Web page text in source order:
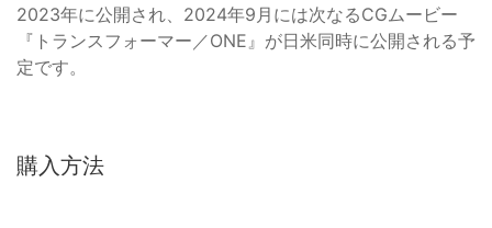
2023年に公開され、2024年9月には次なるCGムービー
『トランスフォーマー／ONE』が日米同時に公開される予
定です。
購入方法